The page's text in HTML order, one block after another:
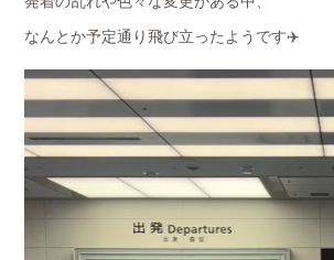
なんとか予定通り飛び立ったようです✈️